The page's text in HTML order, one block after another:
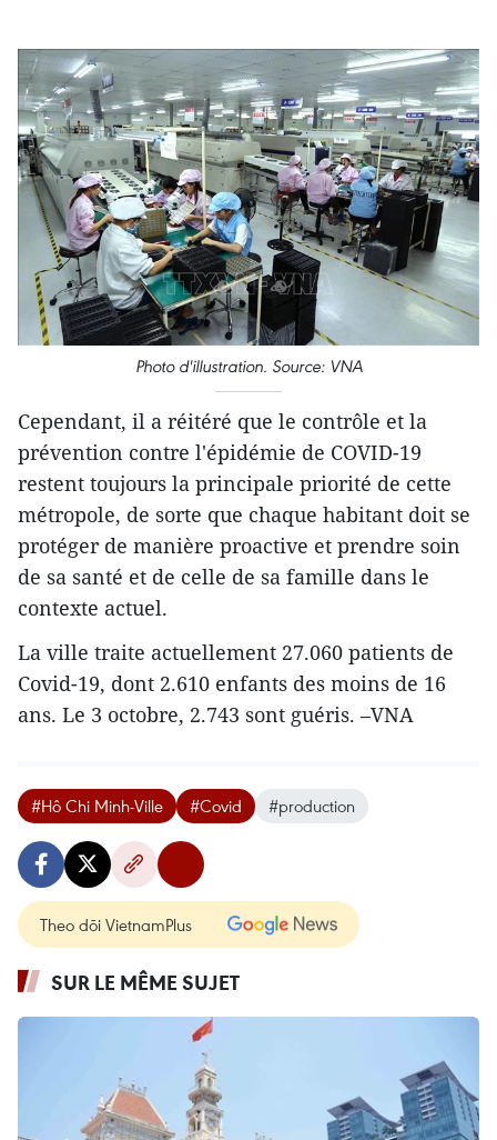
Photo d'illustration. Source: VNA
Cependant, il a réitéré que le contrôle et la
prévention contre l'épidémie de COVID-19
restent toujours la principale priorité de cette
métropole, de sorte que chaque habitant doit se
protéger de manière proactive et prendre soin
de sa santé et de celle de sa famille dans le
contexte actuel.
La ville traite actuellement 27.060 patients de
Covid-19, dont 2.610 enfants des moins de 16
ans. Le 3 octobre, 2.743 sont guéris. –VNA
#Hô Chi Minh-Ville #Covid #production
Theo dõi VietnamPlus
SUR LE MÊME SUJET